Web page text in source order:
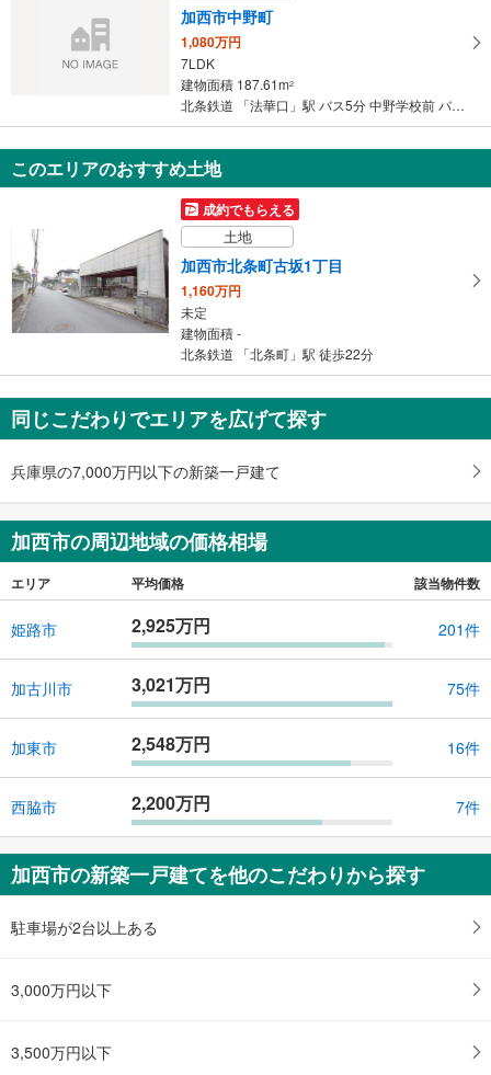
加西市中野町
1,080万円
7LDK
建物面積 187.61m2
北条鉄道 「法華口」駅 バス5分 中野学校前 バス停下車 徒歩8分
このエリアのおすすめ土地
成約でもらえる
土地
加西市北条町古坂1丁目
1,160万円
未定
建物面積 -
北条鉄道 「北条町」駅 徒歩22分
同じこだわりでエリアを広げて探す
兵庫県の7,000万円以下の新築一戸建て
加西市の周辺地域の価格相場
エリア 平均価格 該当物件数
姫路市 2,925万円 201件
加古川市 3,021万円 75件
加東市 2,548万円 16件
西脇市 2,200万円 7件
加西市の新築一戸建てを他のこだわりから探す
駐車場が2台以上ある
3,000万円以下
3,500万円以下